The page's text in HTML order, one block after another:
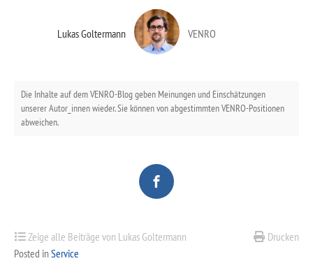
Lukas Goltermann VENRO
Die Inhalte auf dem VENRO-Blog geben Meinungen und Einschätzungen
unserer Autor_innen wieder. Sie können von abgestimmten VENRO-Positionen
abweichen.
Drucken
Zeige alle Beiträge von Lukas Goltermann
Posted inService